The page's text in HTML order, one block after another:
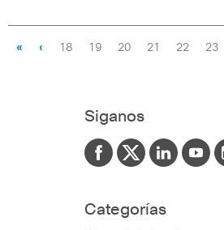
« ‹ 18 19 20 21 22 23
Siganos
Categorías